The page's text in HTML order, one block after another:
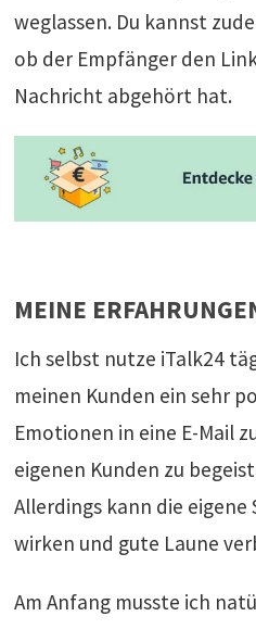
weglassen. Du kannst
ob der Empfänger den
Nachricht abgehört hat.
MEINE
Ich selbst nutze iTalk24
meinen Kunden ein sehr
Emotionen in eine E-Mail
eigenen Kunden zu
Allerdings kann die
wirken und gute Laune
Am Anfang musste ich